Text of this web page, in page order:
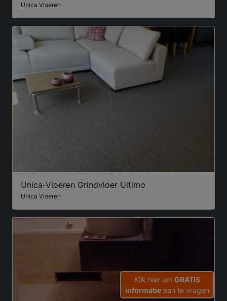
Unica Vloeren
Unica-Vloeren Grindvloer Ultimo
Unica Vloeren
Klik hier om GRATIS
informatie aan te vragen